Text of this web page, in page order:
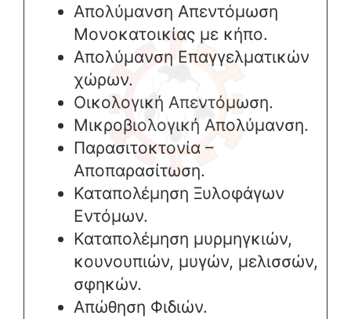
Απολύμανση Απεντόμωση
Μονοκατοικίας με κήπο.
Απολύμανση Επαγγελματικών
χώρων.
Οικολογική Απεντόμωση.
Μικροβιολογική Απολύμανση.
Παρασιτοκτονία –
Αποπαρασίτωση.
Καταπολέμηση Ξυλοφάγων
Εντόμων.
Καταπολέμηση μυρμηγκιών,
κουνουπιών, μυγών, μελισσών,
σφηκών.
Απώθηση Φιδιών.